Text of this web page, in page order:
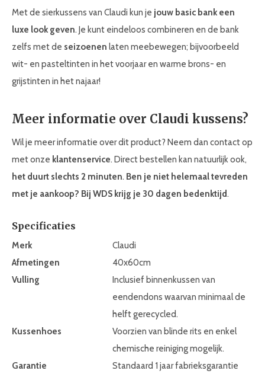
Met de sierkussens van Claudi kun je jouw basic bank een
luxe look geven. Je kunt eindeloos combineren en de bank
zelfs met de seizoenen laten meebewegen; bijvoorbeeld
wit- en pasteltinten in het voorjaar en warme brons- en
grijstinten in het najaar!
Meer informatie over Claudi kussens?
Wil je meer informatie over dit product? Neem dan contact op
met onze klantenservice. Direct bestellen kan natuurlijk ook,
het duurt slechts 2 minuten. Ben je niet helemaal tevreden
met je aankoop? Bij WDS krijg je 30 dagen bedenktijd.
Specificaties
Merk
Claudi
Afmetingen
40x60cm
Vulling
Inclusief binnenkussen van
eendendons waarvan minimaal de
helft gerecycled.
Kussenhoes
Voorzien van blinde rits en enkel
chemische reiniging mogelijk.
Garantie
Standaard 1 jaar fabrieksgarantie